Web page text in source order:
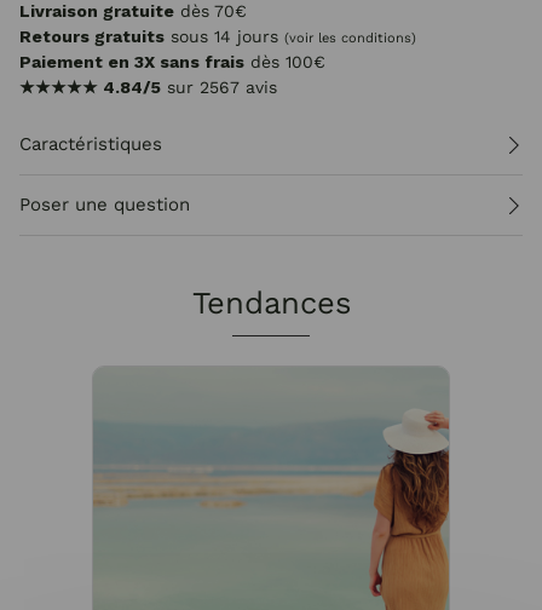
Livraison gratuite dès 70€
Retours gratuits sous 14 jours (voir les conditions)
Paiement en 3X sans frais dès 100€
★★★★★ 4.84/5 sur 2567 avis
Caractéristiques
Poser une question
Tendances